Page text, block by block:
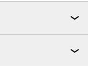
e saborosa para